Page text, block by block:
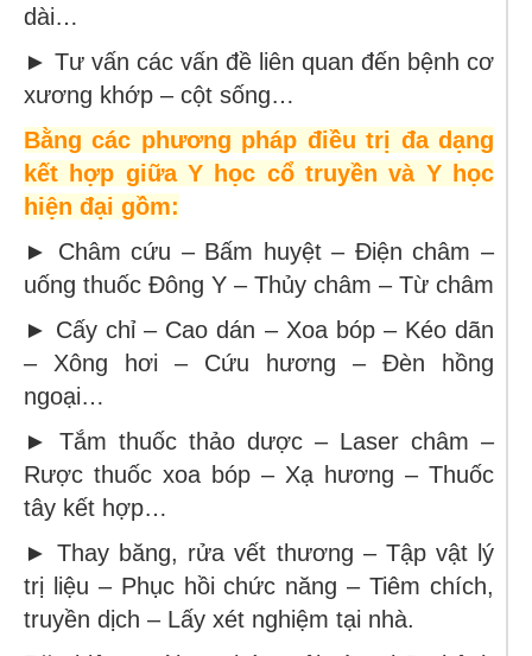
dài…
► Tư vấn các vấn đề liên quan đến bệnh cơ
xương khớp – cột sống…
Bằng các phương pháp điều trị đa dạng
kết hợp giữa Y học cổ truyền và Y học
hiện đại gồm:
► Châm cứu – Bấm huyệt – Điện châm –
uống thuốc Đông Y – Thủy châm – Từ châm
► Cấy chỉ – Cao dán – Xoa bóp – Kéo dãn
– Xông hơi – Cứu hương – Đèn hồng
ngoại…
► Tắm thuốc thảo dược – Laser châm –
Rược thuốc xoa bóp – Xạ hương – Thuốc
tây kết hợp…
► Thay băng, rửa vết thương – Tập vật lý
trị liệu – Phục hồi chức năng – Tiêm chích,
truyền dịch – Lấy xét nghiệm tại nhà.